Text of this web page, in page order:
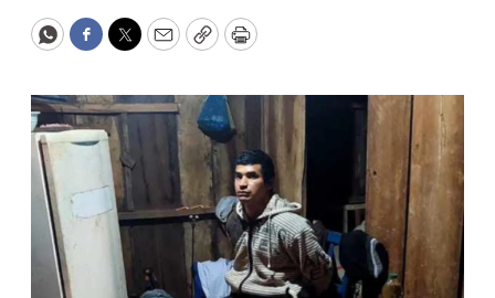
WhatsApp
Facebook
Twitter
EmailCopyPrint